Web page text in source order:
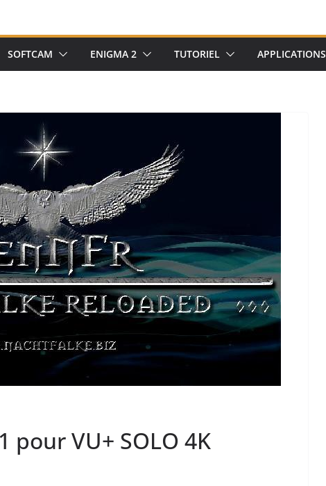
SOFTCAM ENIGMA 2 TUTORIEL APPLICATIONS
pour VU+ SOLO 4K